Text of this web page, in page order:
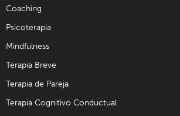
Coaching
Psicoterapia
Mindfulness
Terapia Breve
Terapia de Pareja
Terapia Cognitivo Conductual